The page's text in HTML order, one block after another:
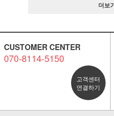
더보
CUSTOMER CENTER
070-8114-5150
고객센터
연결하기